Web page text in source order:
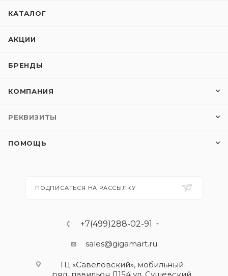
КАТАЛОГ
АКЦИИ
БРЕНДЫ
КОМПАНИЯ
РЕКВИЗИТЫ
ПОМОЩЬ
ПОДПИСАТЬСЯ НА РАССЫЛКУ
+7(499)288-02-91
sales@gigamart.ru
ТЦ «Савеловский», мобильный